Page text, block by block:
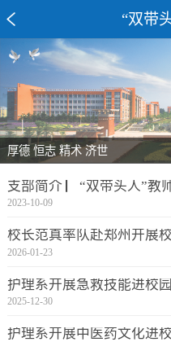
“双带
厚德 恒志 精术 济世
支部简介 ▏“双带头人”教
2023-10-09
校长范真率队赴郑州开展
2026-01-23
护理系开展急救技能进校
2025-12-30
护理系开展中医药文化进